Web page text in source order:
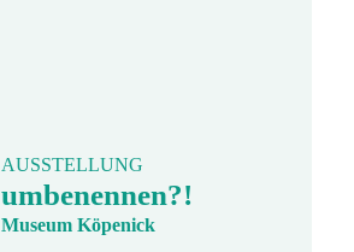
AUSSTELLUNG
umbenennen?!
Museum Köpenick